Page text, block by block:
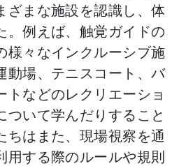
ざまな施設を認識し、体
。例えば、触覚ガイドの
様々なインクルーシブ施
動場、テニスコート、バ
トなどのレクリエーショ
ついて学んだりすること
ちはまた、現場視察を通
用する際のルールや規則